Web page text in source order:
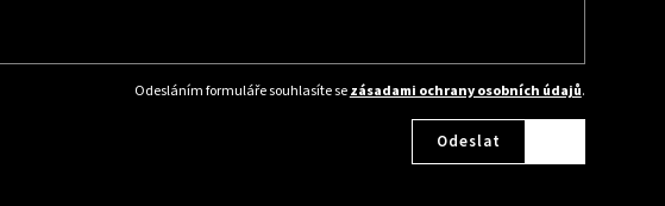
Odesláním formuláře souhlasíte sezásadami ochrany osobních údajů.
Odeslat